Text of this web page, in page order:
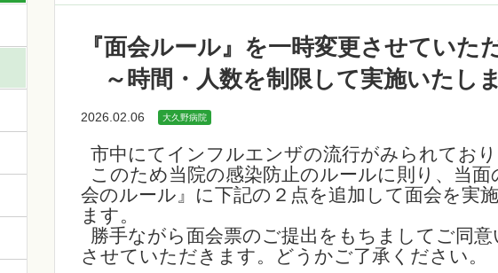
『面会ルール』を一時変更させていた
～時間・人数を制限して実施いたし
2026.02.06 大久野病院
市中にてインフルエンザの流行がみられており
このため当院の感染防止のルールに則り、当面
会のルール』に下記の２点を追加して面会を実
ます。
勝手ながら面会票のご提出をもちましてご同意
させていただきます。どうかご了承ください。